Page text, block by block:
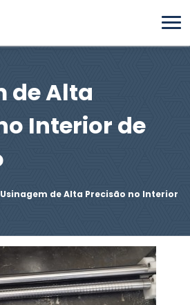
de Alta
Interior de
Usinagem de Alta Precisão no Interior